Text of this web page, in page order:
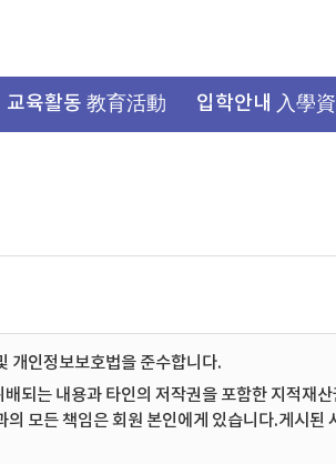
교육활동 教育活動 입학안내 入學
개인정보보호법을 준수합니다.
되는 내용과 타인의 저작권을 포함한 지적재
의 모든 책임은 회원 본인에게 있습니다.게시된